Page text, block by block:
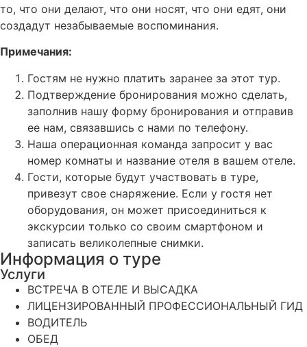
то, что они делают, что они носят, что они едят, они
создадут незабываемые воспоминания.
Примечания:
Гостям не нужно платить заранее за этот тур.
Подтверждение бронирования можно сделать,
заполнив нашу форму бронирования и отправив
ее нам, связавшись с нами по телефону.
Наша операционная команда запросит у вас
номер комнаты и название отеля в вашем отеле.
Гости, которые будут участвовать в туре,
привезут свое снаряжение. Если у гостя нет
оборудования, он может присоединиться к
экскурсии только со своим смартфоном и
записать великолепные снимки.
Информация о туре
Услуги
ВСТРЕЧА В ОТЕЛЕ И ВЫСАДКА
ЛИЦЕНЗИРОВАННЫЙ ПРОФЕССИОНАЛЬНЫЙ ГИД
ВОДИТЕЛЬ
ОБЕД